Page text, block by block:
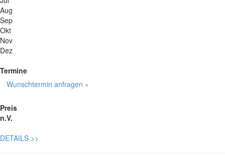
Aug
Sep
Okt
Nov
Dez
Termine
Wunschtermin anfragen »
Preis
n.V.
DETAILS >>